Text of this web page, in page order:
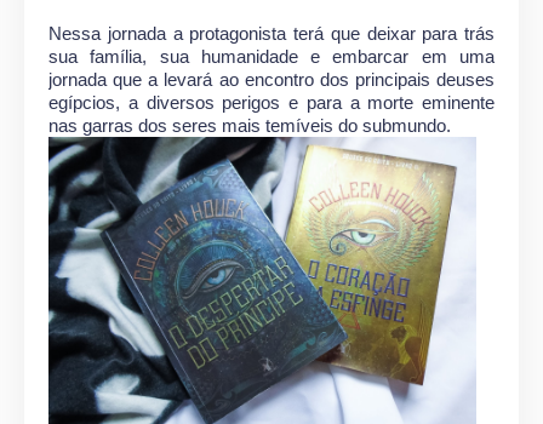
Nessa jornada a protagonista terá que deixar para trás
sua família, sua humanidade e embarcar em uma
jornada que a levará ao encontro dos principais deuses
egípcios, a diversos perigos e para a morte eminente
nas garras dos seres mais temíveis do submundo.